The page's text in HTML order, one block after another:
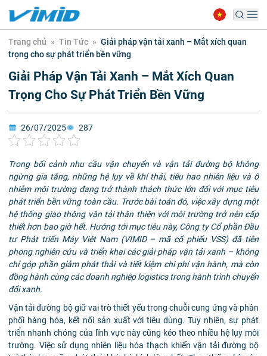
Trang chủ » Tin Tức » Giải pháp vận tải xanh – Mắt xích quan
trọng cho sự phát triển bền vững
Giải Pháp Vận Tải Xanh – Mắt Xích Quan
Trọng Cho Sự Phát Triển Bền Vững
26/07/2025 287
Trong bối cảnh nhu cầu vận chuyển và vận tải đường bộ không
ngừng gia tăng, những hệ lụy về khí thải, tiêu hao nhiên liệu và ô
nhiễm môi trường đang trở thành thách thức lớn đối với mục tiêu
phát triển bền vững toàn cầu. Trước bài toán đó, việc xây dựng một
hệ thống giao thông vận tải thân thiện với môi trường trở nên cấp
thiết hơn bao giờ hết. Hướng tới mục tiêu này, Công ty Cổ phần Đầu
tư Phát triển Máy Việt Nam (VIMID – mã cổ phiếu VSS) đã tiên
phong nghiên cứu và triển khai các giải pháp vận tải xanh – không
chỉ góp phần giảm phát thải và tiết kiệm chi phí vận hành, mà còn
đồng hành cùng các doanh nghiệp logistics trong hành trình chuyển
đổi xanh.
Vận tải đường bộ giữ vai trò thiết yếu trong chuỗi cung ứng và phân
phối hàng hóa, kết nối sản xuất với tiêu dùng. Tuy nhiên, sự phát
triển nhanh chóng của lĩnh vực này cũng kéo theo nhiều hệ lụy môi
trường. Việc sử dụng nhiên liệu hóa thạch khiến vận tải đường bộ